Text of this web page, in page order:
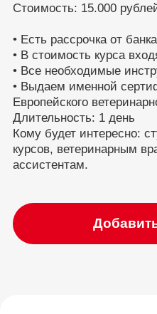
Стоимость: 15.000
• Есть рассрочка от банка
• В стоимость курса
• Все необходимые
• Выдаем именной
Европейского
Длительность: 1 день
Кому будет интересно:
курсов, ветеринарным
ассистентам.